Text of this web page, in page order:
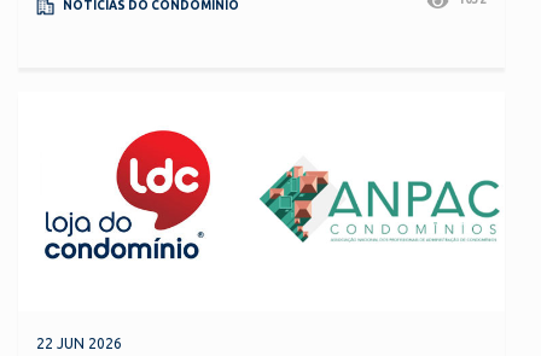
NOTÍCIAS DO CONDOMÍNIO
22 JUN 2026